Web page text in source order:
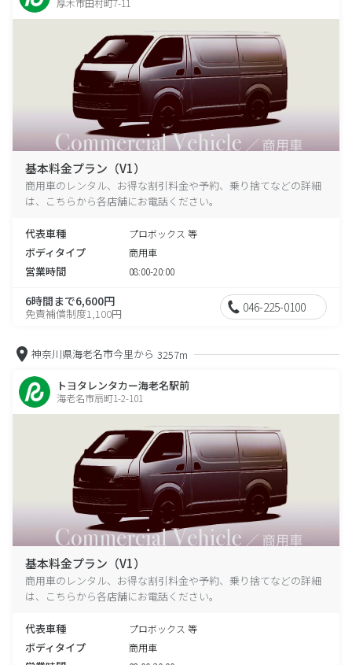
厚木市田村町7-11
基本料金プラン（V1）
商用車のレンタル、お得な割引料金や予約、乗り捨てなどの詳細
は、こちらから各店舗にお電話ください。
代表車種 プロボックス 等
ボディタイプ 商用車
営業時間 08:00-20:00
6時間まで6,600円
免責補償制度1,100円 046-225-0100
神奈川県海老名市今里から 3257m
トヨタレンタカー海老名駅前
海老名市扇町1-2-101
基本料金プラン（V1）
商用車のレンタル、お得な割引料金や予約、乗り捨てなどの詳細
は、こちらから各店舗にお電話ください。
代表車種 プロボックス 等
ボディタイプ 商用車